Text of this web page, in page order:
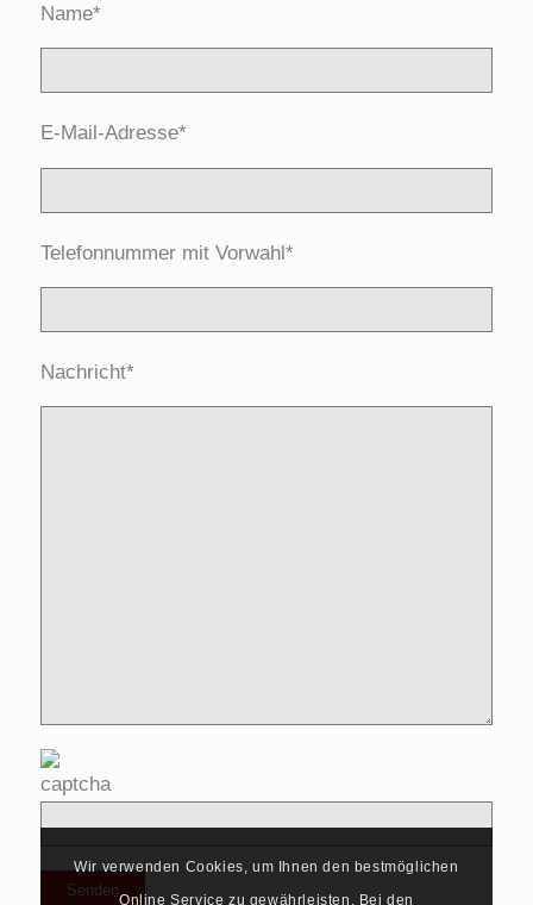
Name*
E-Mail-Adresse*
Telefonnummer mit Vorwahl*
Nachricht*
Wir verwenden Cookies, um Ihnen den bestmöglichen
Online Service zu gewährleisten. Bei den